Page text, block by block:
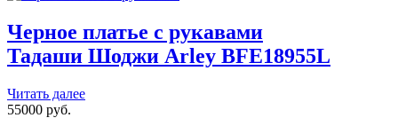
Черное платье с рукавами
Тадаши Шоджи Arley BFE18955L
Читать далее
55000 руб.